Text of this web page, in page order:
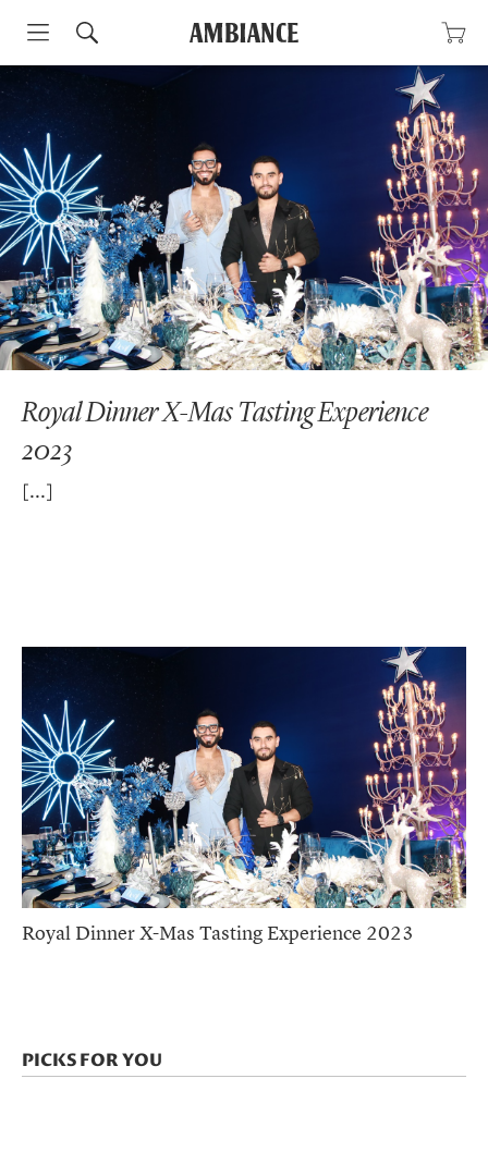
Skip
content
Royal Dinner X-Mas Tasting Experience
2023
Royal Dinner X-Mas Tasting Experience 2023
PICKS FOR YOU